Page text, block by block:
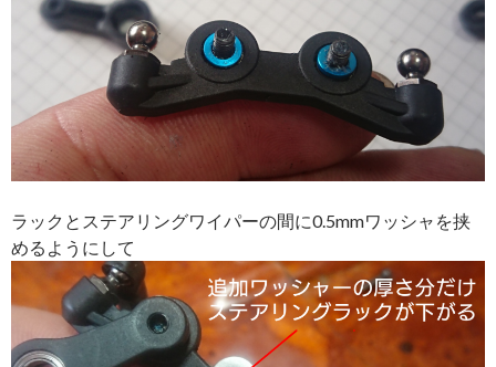
ラックとステアリングワイパーの間に0.5mmワッシャを挟
めるようにして